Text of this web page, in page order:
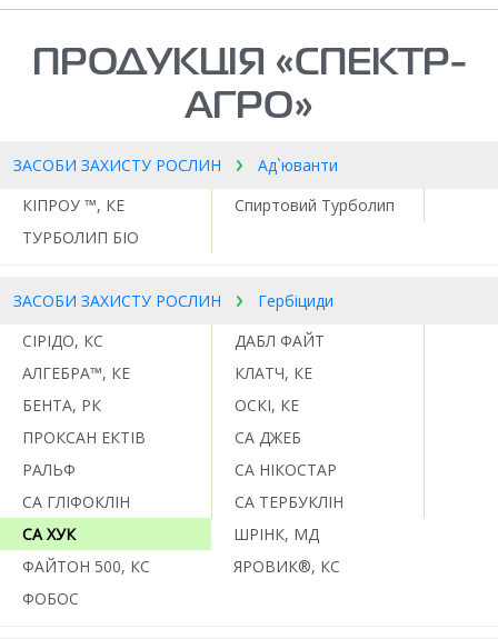
ПРОДУКЦІЯ «СПЕКТР-
АГРО»
ЗАСОБИ ЗАХИСТУ РОСЛИН
Ад`юванти
КІПРОУ ™, КЕ
Спиртовий Турболип
ТУРБОЛИП БІО
ЗАСОБИ ЗАХИСТУ РОСЛИН
Гербіциди
CІРІДО, КС
АЛГЕБРА™, КЕ
БЕНТА, РК
ДАБЛ ФАЙТ
КЛАТЧ, КЕ
ОСКІ, КЕ
ПРОКСАН ЕКТІВ
РАЛЬФ
СА ГЛІФОКЛІН
СА ДЖЕБ
СА НІКОСТАР
СА ТЕРБУКЛІН
СА ХУК
ФАЙТОН 500, КС
ФОБОС
ШРІНК, МД
ЯРОВИК®, КС